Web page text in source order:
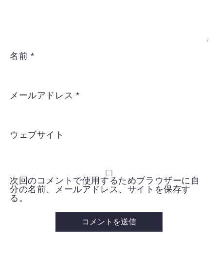
名前 *
メールアドレス *
ウェブサイト
次回のコメントで使用するためブラウザーに自
分の名前、メールアドレス、サイトを保存す
る。